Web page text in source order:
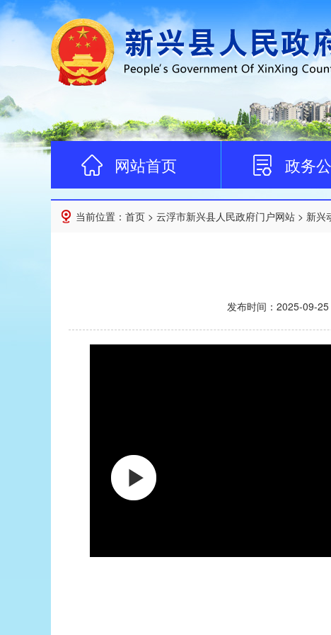
网站首页 政务
当前位置： 首页 > 云浮市新兴县人民政府门户网站 > 新兴
发布时间： 2025-09-